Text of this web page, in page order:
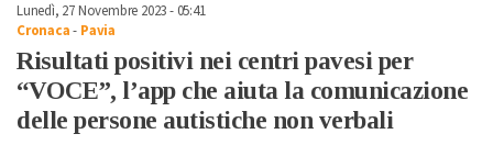
Lunedì, 27 Novembre 2023 - 05:41
Cronaca- Pavia
Risultati positivi nei centri pavesi per
“VOCE”, l’app che aiuta la comunicazione
delle persone autistiche non verbali